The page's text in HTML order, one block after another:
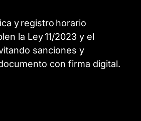
y registro horario
la Ley 11/2023 y el
sanciones y
con firma digital.